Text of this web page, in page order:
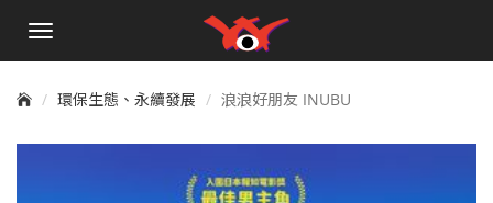
手
單
環保生態、永續發展 浪浪好朋友 INUBU